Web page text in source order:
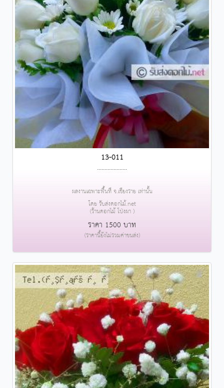
13-011
....................
ผลงานเฉพาะพื้นที่ จ.เชียงราย เท่านั้น
โดย รับส่งดอกไม้.net
(ร้านดอกไม้ โป่งผา )
ราคา 1500 บาท
(ราคานี้ยังไม่รวมค่าขนส่ง)